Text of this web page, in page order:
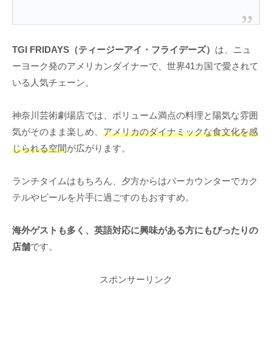
TGI FRIDAYS（ティージーアイ・フライデーズ） は、ニュ
ーヨーク発のアメリカンダイナーで、世界41カ国で愛されて
いる人気チェーン。
神奈川芸術劇場店では、ボリューム満点の料理と陽気な雰囲
気がそのまま楽しめ、 アメリカのダイナミックな食文化を感
じられる空間が広がります。
ランチタイムはもちろん、夕方からはバーカウンターでカク
テルやビールを片手に過ごすのもおすすめ。
海外ゲストも多く、英語対応に興味がある方にもぴったりの
店舗です。
スポンサーリンク